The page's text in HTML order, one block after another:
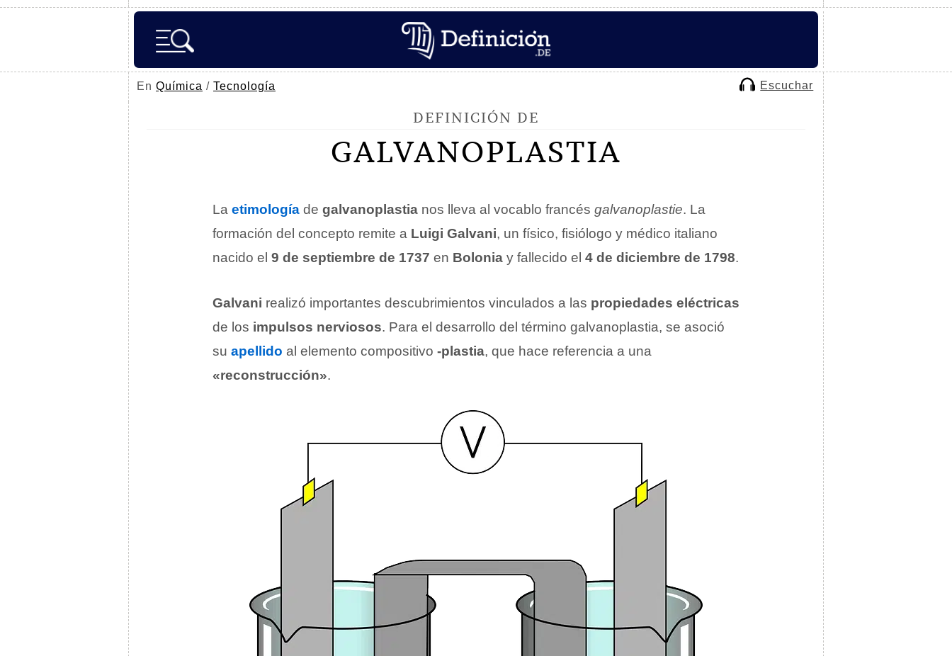
En Química / Tecnología Escuchar
DEFINICIÓN DE
GALVANOPLASTIA
La etimología de galvanoplastia nos lleva al vocablo francés galvanoplastie. La
formación del concepto remite a Luigi Galvani, un físico, fisiólogo y médico italiano
nacido el 9 de septiembre de 1737 en Bolonia y fallecido el 4 de diciembre de 1798.
Galvani realizó importantes descubrimientos vinculados a las propiedades eléctricas
de los impulsos nerviosos. Para el desarrollo del término galvanoplastia, se asoció
su apellido al elemento compositivo -plastia, que hace referencia a una
«reconstrucción».